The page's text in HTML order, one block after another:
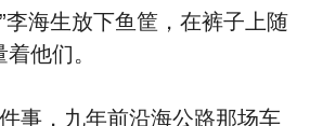
海生放下鱼筐，在裤子上随
他们。
事，九年前沿海公路那场车